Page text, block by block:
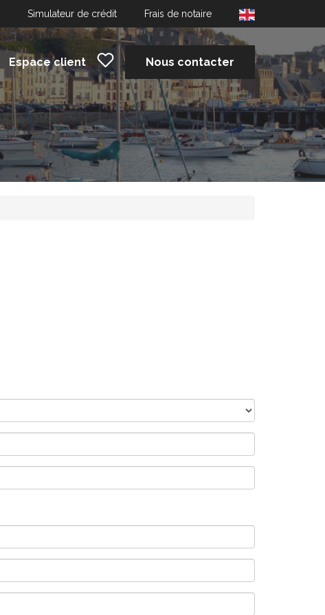
Simulateur de crédit Frais de notaire
Espace client Nous contacter